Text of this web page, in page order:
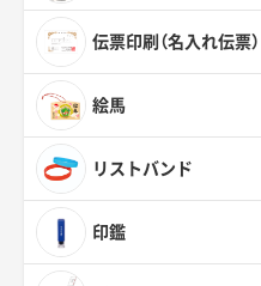
伝票印刷（名入れ伝票）
絵馬
リストバンド
印鑑